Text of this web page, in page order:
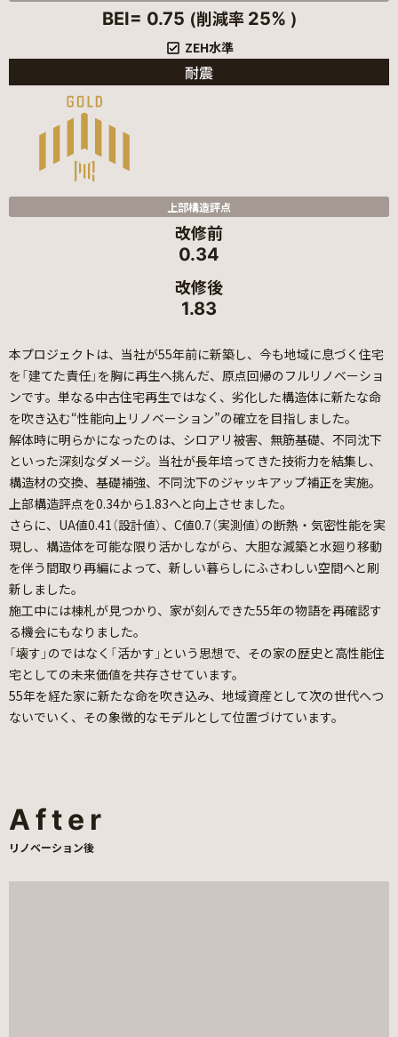
BEI= 0.75 (削減率 25% )
ZEH水準
耐震
上部構造評点
改修前
0.34
改修後
1.83
本プロジェクトは、当社が55年前に新築し、今も地域に息づく住宅
を「建てた責任」を胸に再生へ挑んだ、原点回帰のフルリノベーショ
ンです。単なる中古住宅再生ではなく、劣化した構造体に新たな命
を吹き込む“性能向上リノベーション”の確立を目指しました。
解体時に明らかになったのは、シロアリ被害、無筋基礎、不同沈下
といった深刻なダメージ。当社が長年培ってきた技術力を結集し、
構造材の交換、基礎補強、不同沈下のジャッキアップ補正を実施。
上部構造評点を0.34から1.83へと向上させました。
さらに、UA値0.41（設計値）、C値0.7（実測値）の断熱・気密性能を実
現し、構造体を可能な限り活かしながら、大胆な減築と水廻り移動
を伴う間取り再編によって、新しい暮らしにふさわしい空間へと刷
新しました。
施工中には棟札が見つかり、家が刻んできた55年の物語を再確認す
る機会にもなりました。
「壊す」のではなく「活かす」という思想で、その家の歴史と高性能住
宅としての未来価値を共存させています。
55年を経た家に新たな命を吹き込み、地域資産として次の世代へつ
ないでいく、その象徴的なモデルとして位置づけています。
After
リノベーション後